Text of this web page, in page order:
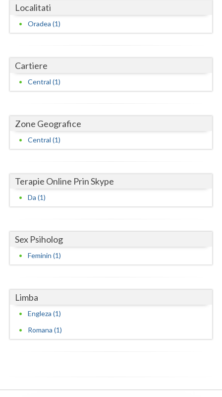
Giurgiu
Gorj
Hunedoara
Ialomita
Ilfov
Maramures
Mures
Prahova
Salaj
Sibiu
Teleorman
Localitati
Oradea (1)
Cartiere
Central (1)
Zone Geografice
Central (1)
Terapie Online Prin Skype
Da (1)
Sex Psiholog
Feminin (1)
Limba
Engleza (1)
Romana (1)